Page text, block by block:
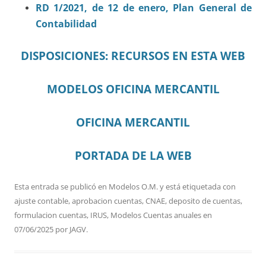
RD 1/2021, de 12 de enero, Plan General de
Contabilidad
DISPOSICIONES: RECURSOS EN ESTA WEB
MODELOS OFICINA MERCANTIL
OFICINA MERCANTIL
PORTADA DE LA WEB
Esta entrada se publicó en Modelos O.M. y está etiquetada con
ajuste contable,aprobacion cuentas,CNAE,deposito de cuentas,
formulacion cuentas, IRUS, Modelos Cuentas anualesen
07/06/2025 por JAGV.